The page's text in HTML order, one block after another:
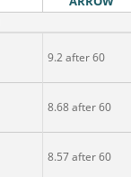
9.2 after 60
8.68 after 60
8.57 after 60